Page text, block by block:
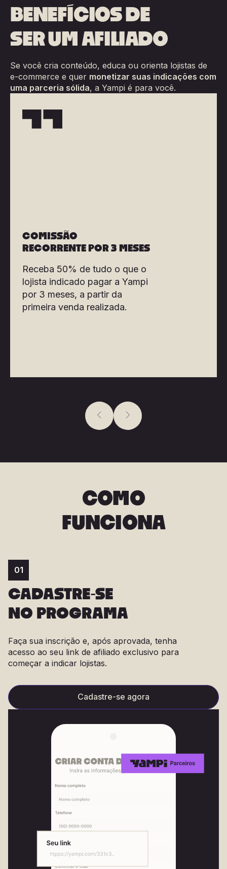
BENEFÍCIOS DE
SER UM AFILIADO
Se você cria conteúdo, educa ou orienta lojistas de
e-commerce e quer monetizar suas indicações com
uma parceria sólida, a Yampi é para você.
COMISSÃO
RECORRENTE POR 3 MESES
Receba 50% de tudo o que o
lojista indicado pagar a Yampi
por 3 meses, a partir da
primeira venda realizada.
COMO
FUNCIONA
01
CADASTRE-SE
NO PROGRAMA
Faça sua inscrição e, após aprovada, tenha
acesso ao seu link de afiliado exclusivo para
começar a indicar lojistas.
Cadastre-se agora